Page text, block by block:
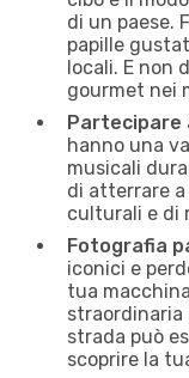
di un paese.
papille
locali. E non
gourmet nei
Partecipare
hanno una
musicali
di atterrare
culturali e di
Fotografia
iconici e
tua
strada può
scoprire la